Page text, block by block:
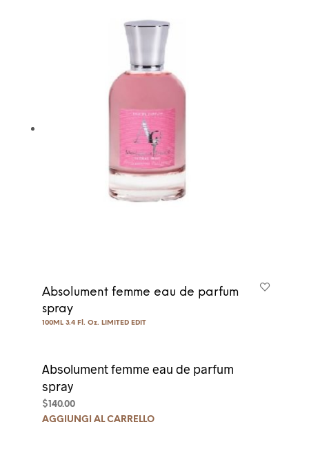
Absolument femme eau de parfum
spray
100ML 3.4 Fl. Oz. LIMITED EDIT
Absolument femme eau de parfum
spray
$140.00
AGGIUNGI AL CARRELLO